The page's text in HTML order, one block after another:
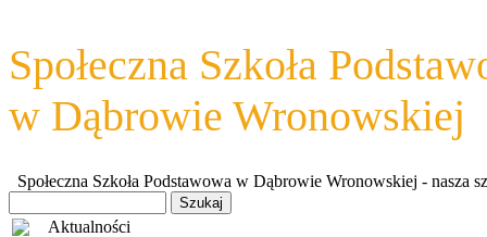
Społeczna Szkoła
w Dąbrowie Wronowskiej
Społeczna Szkoła Podstawowa w Dąbrowie Wronowskiej - nasza
Aktualności